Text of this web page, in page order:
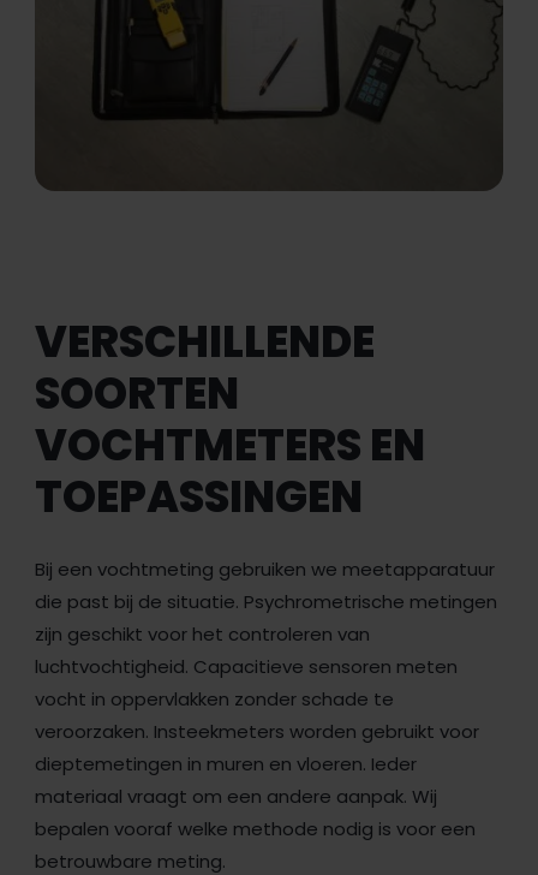
VERSCHILLENDE
SOORTEN
VOCHTMETERS EN
TOEPASSINGEN
Bij een vochtmeting gebruiken we meetapparatuur
die past bij de situatie. Psychrometrische metingen
zijn geschikt voor het controleren van
luchtvochtigheid. Capacitieve sensoren meten
vocht in oppervlakken zonder schade te
veroorzaken. Insteekmeters worden gebruikt voor
dieptemetingen in muren en vloeren. Ieder
materiaal vraagt om een andere aanpak. Wij
bepalen vooraf welke methode nodig is voor een
betrouwbare meting.